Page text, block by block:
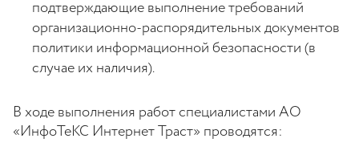
подтверждающие выполнение требований
организационно-распорядительных документов
политики информационной безопасности (в
случае их наличия).
В ходе выполнения работ специалистами АО
«ИнфоТеКС Интернет Траст» проводятся: